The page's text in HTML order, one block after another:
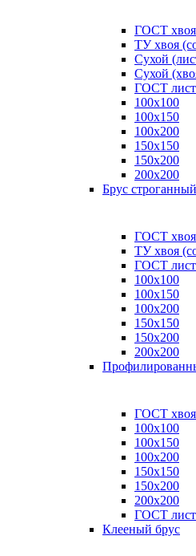
ГОСТ хвоя
ТУ хвоя
Сухой
Сухой
ГОСТ
100x100
100x150
100x200
150x150
150x200
200x200
Брус строганный
ГОСТ хвоя
ТУ хвоя
ГОСТ
100х100
100х150
100х200
150х150
150х200
200х200
ГОСТ хвоя
100x100
100x150
100x200
150x150
150x200
200x200
ГОСТ
Клееный брус